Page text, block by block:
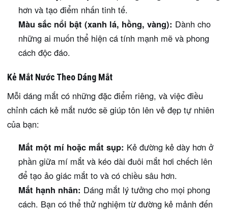
hơn và tạo điểm nhấn tinh tế.
Màu sắc nổi bật (xanh lá, hồng, vàng): Dành cho
những ai muốn thể hiện cá tính mạnh mẽ và phong
cách độc đáo.
Kẻ Mắt Nước Theo Dáng Mắt
Mỗi dáng mắt có những đặc điểm riêng, và việc điều
chỉnh cách kẻ mắt nước sẽ giúp tôn lên vẻ đẹp tự nhiên
của bạn:
Mắt một mí hoặc mắt sụp: Kẻ đường kẻ dày hơn ở
phần giữa mí mắt và kéo dài đuôi mắt hơi chếch lên
để tạo ảo giác mắt to và có chiều sâu hơn.
Mắt hạnh nhân: Dáng mắt lý tưởng cho mọi phong
cách. Bạn có thể thử nghiệm từ đường kẻ mảnh đến